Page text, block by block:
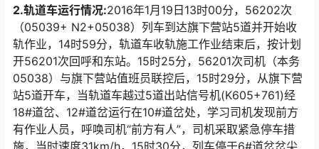
2.轨道车运行情况:2016年1月19日13时00分，56202次
（05039+ N2+05038）列车到达旗下营站5道并开始收
轨作业，14时59分，轨道车收轨施工作业结束后，按计划
开56201次回呼和东站。15时25分，56201次司机（本务
05038）与旗下营站值班员联控后，15时29分，从旗下营
站5道开车，当轨道车越过5道出站信号机(K605+761)经
18#道岔、12#道岔运行在10#道岔处，学习司机发现前方
有作业人员，呼唤司机“前方有人”，司机采取紧急停车措
施，当时速度31km/h，15时30分，列车停于6#道岔岔尖